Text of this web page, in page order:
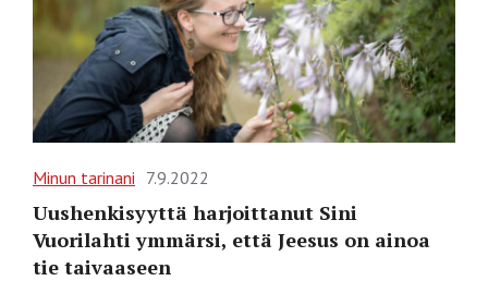
Minun tarinani 7.9.2022
Uushenkisyyttä harjoittanut Sini
Vuorilahti ymmärsi, että Jeesus on ainoa
tie taivaaseen